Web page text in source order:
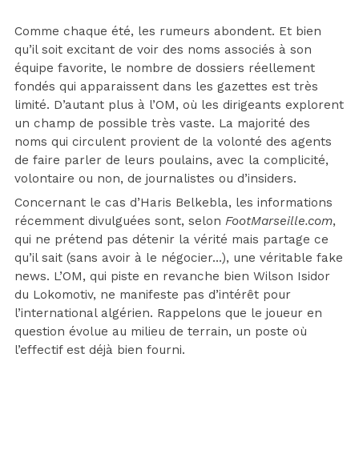
Comme chaque été, les rumeurs abondent. Et bien
qu’il soit excitant de voir des noms associés à son
équipe favorite, le nombre de dossiers réellement
fondés qui apparaissent dans les gazettes est très
limité. D’autant plus à l’OM, où les dirigeants explorent
un champ de possible très vaste. La majorité des
noms qui circulent provient de la volonté des agents
de faire parler de leurs poulains, avec la complicité,
volontaire ou non, de journalistes ou d’insiders.
Concernant le cas d’Haris Belkebla, les informations
récemment divulguées sont, selon FootMarseille.com,
qui ne prétend pas détenir la vérité mais partage ce
qu’il sait (sans avoir à le négocier…), une véritable fake
news. L’OM, qui piste en revanche bien Wilson Isidor
du Lokomotiv, ne manifeste pas d’intérêt pour
l’international algérien. Rappelons que le joueur en
question évolue au milieu de terrain, un poste où
l’effectif est déjà bien fourni.